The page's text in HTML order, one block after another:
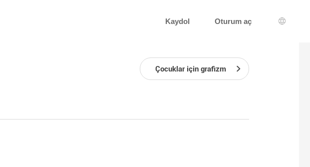
Kaydol Oturum aç
Dil
Çocuklar için grafizm